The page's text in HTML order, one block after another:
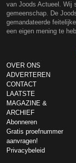
van Joods Actueel. Wij
gemeenschap. De
gemandateerde
een eigen mening te
OVER ONS
ADVERTEREN
CONTACT
LAATSTE
MAGAZINE &
ARCHIEF
Abonneren
Gratis proefnummer
aanvragen!
Privacybeleid